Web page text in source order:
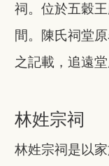
祠。位於五穀
間。陳氏祠堂
之記載，追遠
林姓宗祠
林姓宗祠是以